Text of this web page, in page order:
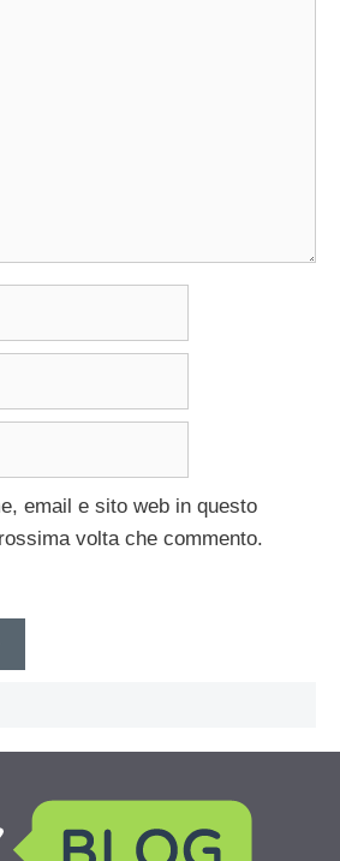
email e sito web in questo
volta che commento.